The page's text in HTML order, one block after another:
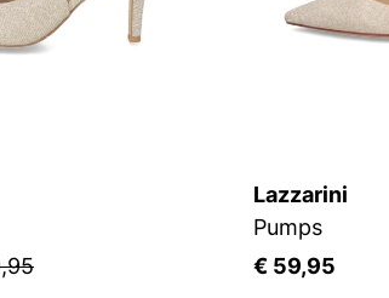
Lazzarini
Pumps
€ 59,95